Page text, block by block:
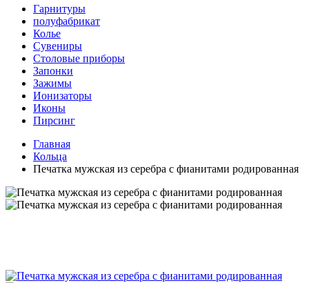
Гарнитуры
полуфабрикат
Колье
Сувениры
Столовые приборы
Запонки
Зажимы
Ионизаторы
Иконы
Пирсинг
Главная
Кольца
Печатка мужская из серебра с фианитами родированная